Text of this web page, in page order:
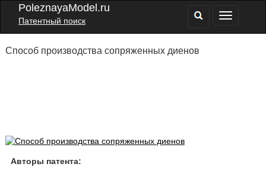
PoleznayaModel.ru
Патентный поиск
Способ производства сопряженных диенов
Авторы патента: